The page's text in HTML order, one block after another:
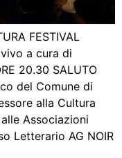
FESTIVAL
vivo a cura di
20.30 SALUTO
del Comune di
alla Cultura
alle Associazioni
Letterario AG NOIR